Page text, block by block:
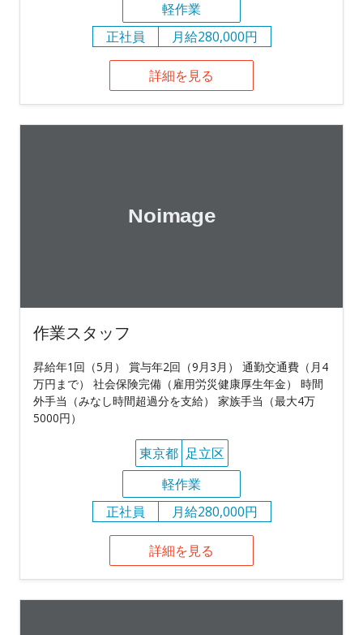
軽作業
正社員
月給280,000円
詳細を見る
作業スタッフ
昇給年1回（5月） 賞与年2回（9月3月） 通勤交通費（月4
万円まで） 社会保険完備（雇用労災健康厚生年金） 時間
外手当（みなし時間超過分を支給） 家族手当（最大4万
5000円）
東京都 足立区
軽作業
正社員
月給280,000円
詳細を見る